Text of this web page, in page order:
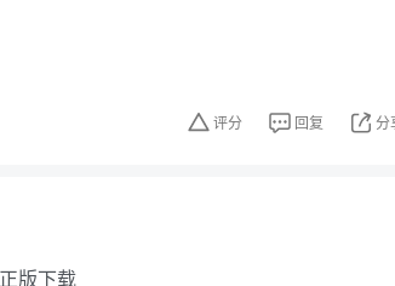
评分 回复 分
版下载